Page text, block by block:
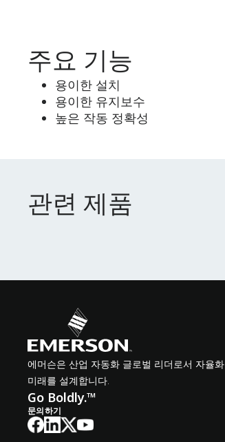
주요 기능
용이한 설치
용이한 유지보수
높은 작동 정확성
관련 제품
관련 제품
에머슨은 산업 자동화 글로벌 리더로서 자율화
미래를 설계합니다.
Go Boldly.™
문의하기